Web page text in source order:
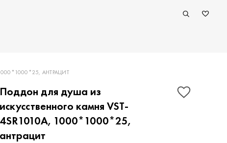
АНТРАЦИТ
Поддон для душа из
искусственного камня VST-
4SR1010A, 1000*1000*25,
антрацит